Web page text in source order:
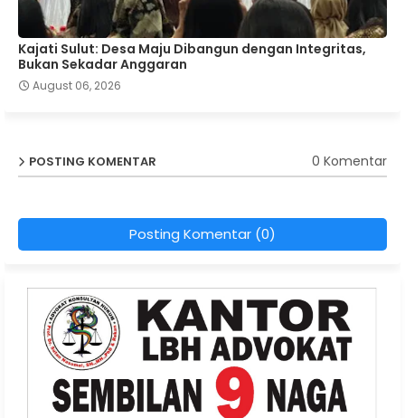
Kajati Sulut: Desa Maju Dibangun dengan Integritas,
Bukan Sekadar Anggaran
August 06, 2026
POSTING KOMENTAR 0 Komentar
Posting Komentar (0)